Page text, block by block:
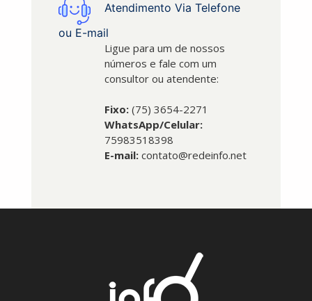
Atendimento Via Telefone
ou E-mail
Ligue para um de nossos
números e fale com um
consultor ou atendente:
Fixo:(75) 3654-2271
WhatsApp/Celular:
75983518398
E-mail:contato@redeinfo.net